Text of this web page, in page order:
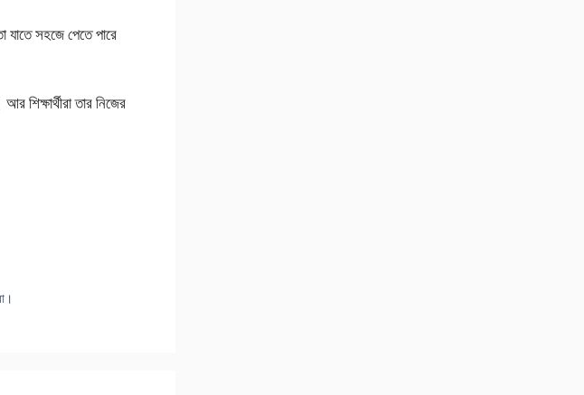
যাতে সহজে পেতে পারে
শিক্ষার্থীরা তার নিজের